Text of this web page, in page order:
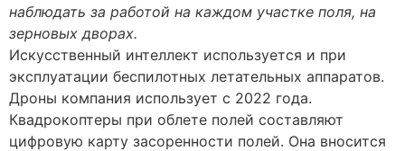
наблюдать за работой на каждом участке поля, на
зерновых дворах.
Искусственный интеллект используется и при
эксплуатации беспилотных летательных аппаратов.
Дроны компания использует с 2022 года.
Квадрокоптеры при облете полей составляют
цифровую карту засоренности полей. Она вносится